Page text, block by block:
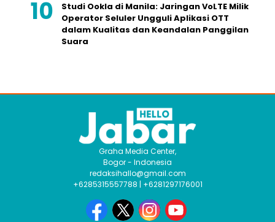
Studi Ookla di Manila: Jaringan VoLTE Milik
Operator Seluler Ungguli Aplikasi OTT
dalam Kualitas dan Keandalan Panggilan
Suara
Graha Media Center,
Bogor - Indonesia
redaksihallo@gmail.com
+6285315557788 | +6281297176001